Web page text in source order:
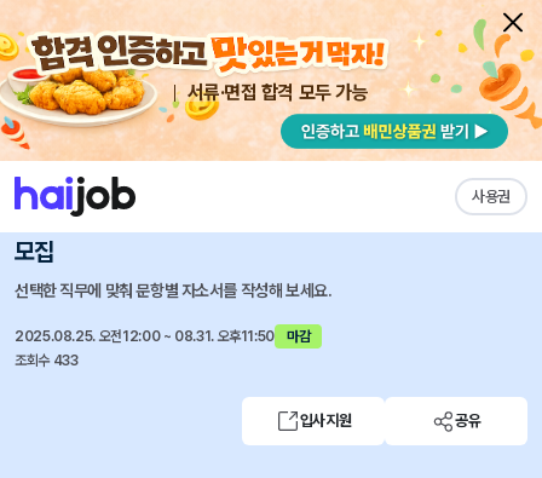
서류·면접 합격 모두 가능
사용권
채용공고 자소서 자유항목 자소서 내 작성목록
고려대학교의료원
[안산병원25-127] 간호부(건강증진센터) 계약직간호사
모집
선택한 직무에 맞춰 문항별 자소서를 작성해 보세요.
2025.08.25. 오전12:00 ~ 08.31. 오후11:50
마감
조회수 433
입사지원 공유